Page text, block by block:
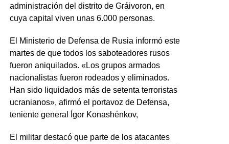
administración del distrito de Gráivoron, en
cuya capital viven unas 6.000 personas.
El Ministerio de Defensa de Rusia informó este
martes de que todos los saboteadores rusos
fueron aniquilados. «Los grupos armados
nacionalistas fueron rodeados y eliminados.
Han sido liquidados más de setenta terroristas
ucranianos», afirmó el portavoz de Defensa,
teniente general Ígor Konashénkov,
El militar destacó que parte de los atacantes